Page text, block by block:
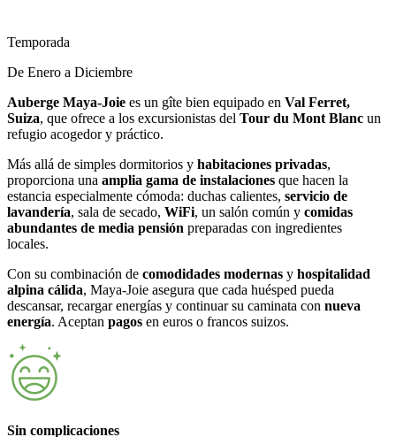
Temporada
De Enero a Diciembre
Auberge Maya-Joie es un gîte bien equipado en Val Ferret,
Suiza, que ofrece a los excursionistas del Tour du Mont Blanc un
refugio acogedor y práctico.
Más allá de simples dormitorios y habitaciones privadas,
proporciona una amplia gama de instalaciones que hacen la
estancia especialmente cómoda: duchas calientes, servicio de
lavandería, sala de secado, WiFi, un salón común y comidas
abundantes de media pensión preparadas con ingredientes
locales.
Con su combinación de comodidades modernas y hospitalidad
alpina cálida, Maya-Joie asegura que cada huésped pueda
descansar, recargar energías y continuar su caminata con nueva
energía. Aceptan pagos en euros o francos suizos.
Sin complicaciones